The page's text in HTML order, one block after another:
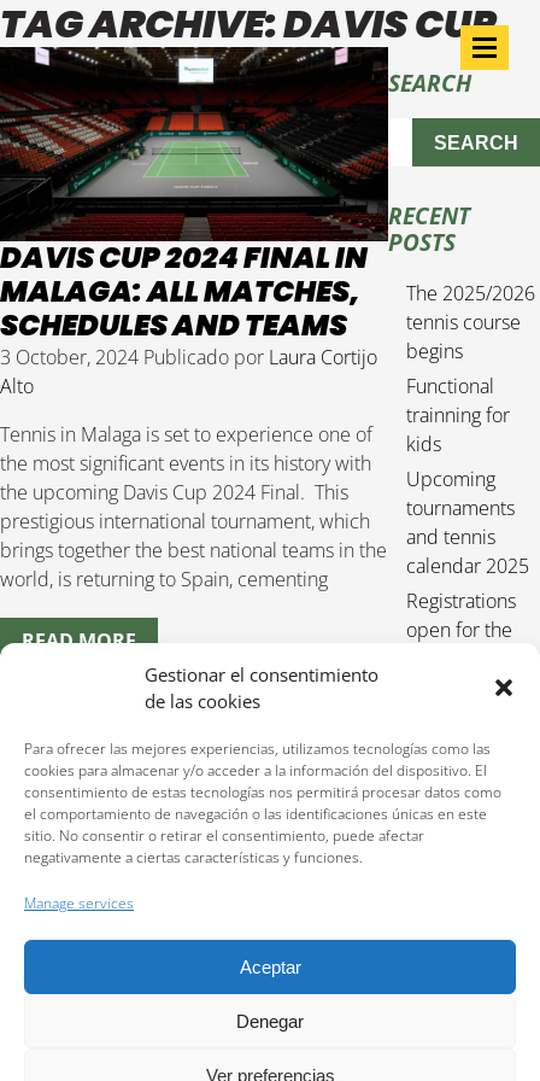
Gestionar el consentimiento
de las cookies
Para ofrecer las mejores experiencias, utilizamos tecnologías como las
cookies para almacenar y/o acceder a la información del dispositivo. El
consentimiento de estas tecnologías nos permitirá procesar datos como
el comportamiento de navegación o las identificaciones únicas en este
sitio. No consentir o retirar el consentimiento, puede afectar
negativamente a ciertas características y funciones.
Manage services
Aceptar
Denegar
Ver preferencias
TAG ARCHIVE: DAVIS CUP
DAVIS CUP 2024 FINAL IN
MALAGA: ALL MATCHES,
SCHEDULES AND TEAMS
3 October, 2024 Publicado por Laura Cortijo
Alto
Tennis in Malaga is set to experience one of
the most significant events in its history with
the upcoming Davis Cup 2024 Final. This
prestigious international tournament, which
brings together the best national teams in the
world, is returning to Spain, cementing
READ MORE
SEARCH
SEARCH
RECENT
POSTS
The 2025/2026
tennis course
begins
Functional
trainning for
kids
Upcoming
tournaments
and tennis
calendar 2025
Registrations
open for the
like on the
Cortijo Alto
tennis vacation
program.
Reservations:
Privacy policy